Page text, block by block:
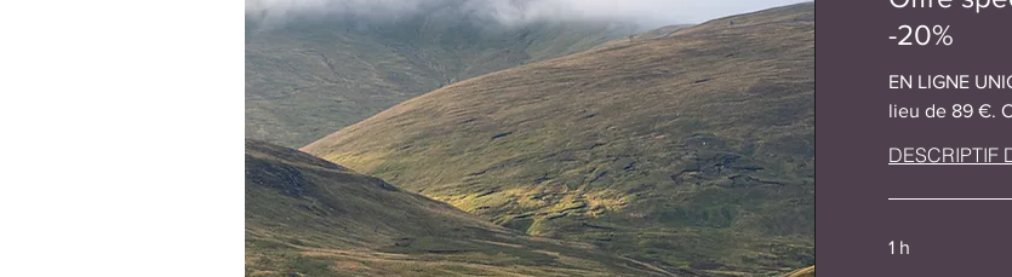
-20%
EN LIGNE
lieu de 89 €.
DESCRIPTIF
1 h